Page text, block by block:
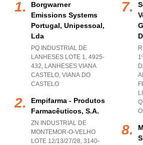
Borgwarner
Emissions Systems
Portugal, Unipessoal,
Lda
PQ INDUSTRIAL DE
LANHESES LOTE 1, 4925-
432, LANHESES VIANA
CASTELO, VIANA DO
CASTELO
Empifarma - Produtos
Farmacêuticos, S.a.
ZN INDUSTRIAL DE
MONTEMOR-O-VELHO
LOTE 12/13/27/28, 3140-